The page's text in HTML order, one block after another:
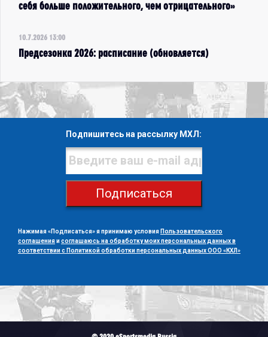
себя больше положительного, чем отрицательного»
10.7.2026 13:00
Предсезонка 2026: расписание (обновляется)
Подпишитесь на рассылку МХЛ:
Подписаться
Нажимая «Подписаться» я принимаю условия Пользовательского
соглашенияисоглашаюсь на обработку моих персональных данных в
соответствии с Политикой обработки персональных данных ООО «КХЛ»